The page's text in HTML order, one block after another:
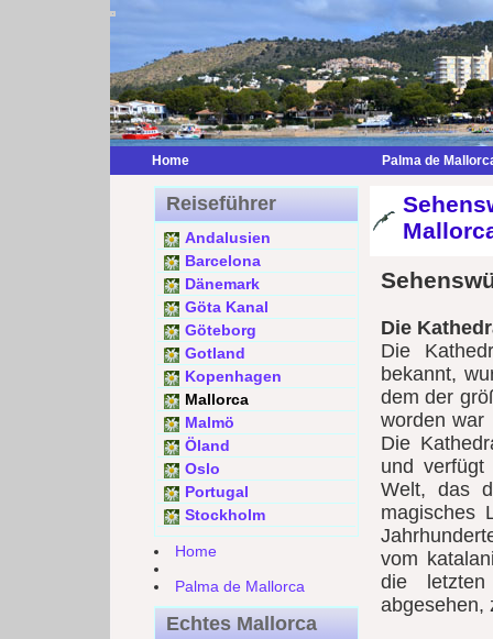
Home Palma de
Reiseführer
Andalusien
Barcelona
Dänemark
Göta Kanal
Göteborg
Gotland
Kopenhagen
Mallorca
Malmö
Öland
Oslo
Portugal
Stockholm
Home
Palma de Mallorca
Echtes Mallorca
Die
Die
bekannt,
dem der
worden war
Die
und verfügt
Welt, das
magisches
vom
die
abgesehen,